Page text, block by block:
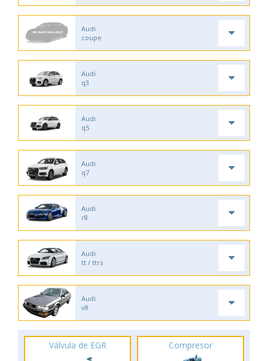
Audi
coupe
Audi
q3
Audi
q5
Audi
q7
Audi
r8
Audi
tt / ttrs
Audi
v8
Válvula de EGR Compresor